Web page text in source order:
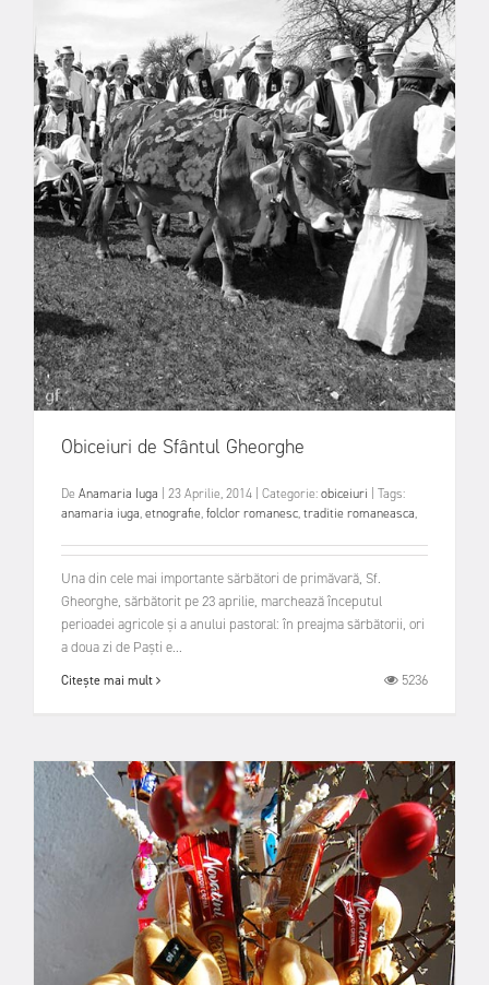
Obiceiuri de Sfântul Gheorghe
De Anamaria Iuga 23 Aprilie, 2014 Categorie:obiceiuri
Tags:
anamaria iuga,etnografie,folclor romanesc,traditie romaneasca,
Una din cele mai importante sărbători de primăvară, Sf.
Gheorghe, sărbătorit pe 23 aprilie, marchează începutul
perioadei agricole și a anului pastoral: în preajma sărbătorii, ori
a doua zi de Paști e...
Citește mai mult 5236